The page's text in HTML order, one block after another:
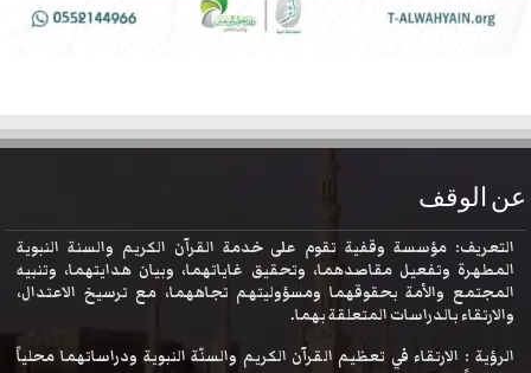
عن الوقف
التعريف: مؤسسة وقفية تقوم على خدمة القرآن الكريم والسنة النبوية
المطهرة وتفعيل مقاصدهما، وتحقيق غاياتهما، وبيان هدايتهما، وتنبيه
المجتمع والأمة بحقوقهما ومسؤوليتهم تجاههما، مع ترسيخ الاعتدال،
والارتقاء بالدراسات المتعلقة بهما.
الرؤية : الارتقاء في تعظيم القرآن الكريم والسنّة النبوية ودراساتهما محلياً